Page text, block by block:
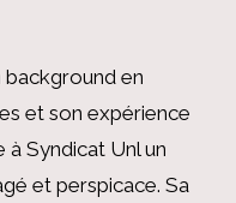
background en
et son expérience
Syndicat Unl un
et perspicace. Sa